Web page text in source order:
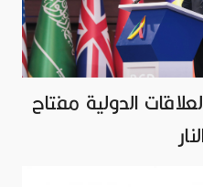
الدولية مفتاح